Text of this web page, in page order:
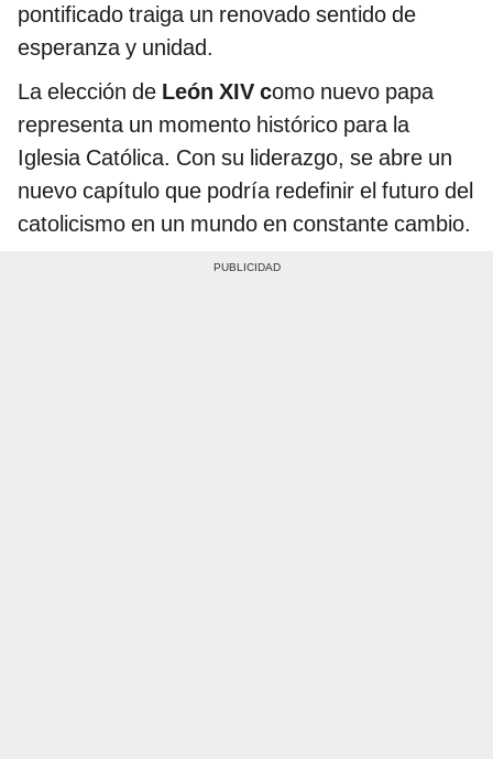
pontificado traiga un renovado sentido de
esperanza y unidad.
La elección de León XIV como nuevo papa
representa un momento histórico para la
Iglesia Católica. Con su liderazgo, se abre un
nuevo capítulo que podría redefinir el futuro del
catolicismo en un mundo en constante cambio.